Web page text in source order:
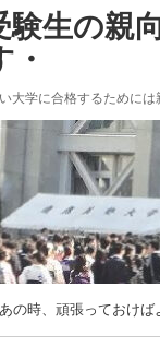
験生の親
・
大学に合格するために
あの時、頑張っておけ